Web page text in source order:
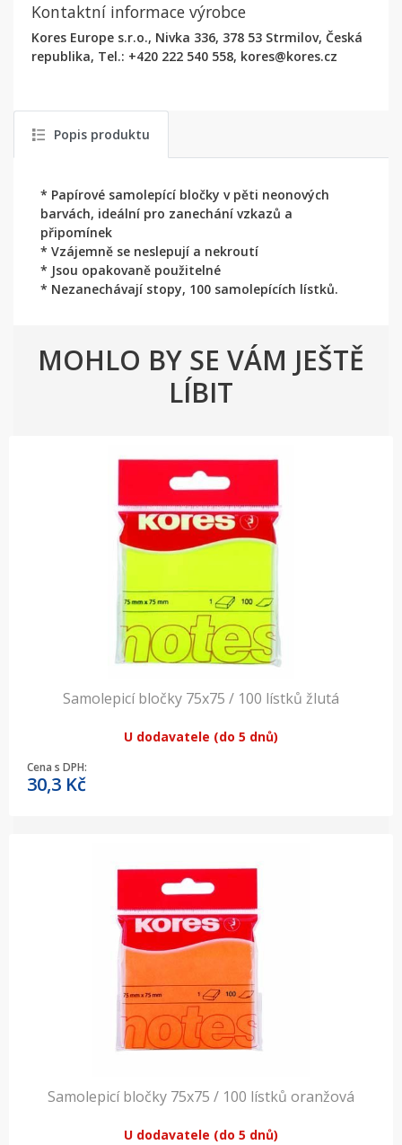
Kontaktní informace výrobce
Kores Europe s.r.o., Nivka 336, 378 53 Strmilov, Česká
republika, Tel.: +420 222 540 558, kores@kores.cz
Popis produktu
* Papírové samolepící bločky v pěti neonových
barvách, ideální pro zanechání vzkazů a
připomínek
* Vzájemně se neslepují a nekroutí
* Jsou opakovaně použitelné
* Nezanechávají stopy, 100 samolepících lístků.
MOHLO BY SE VÁM JEŠTĚ
LÍBIT
Samolepicí bločky 75x75 / 100 lístků žlutá
U dodavatele (do 5 dnů)
Cena s DPH:
30,3 Kč
Samolepicí bločky 75x75 / 100 lístků oranžová
U dodavatele (do 5 dnů)